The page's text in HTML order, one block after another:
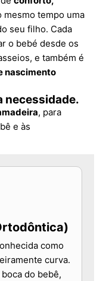
mesmo tempo uma
seu filho. Cada
o bebé desde os
e também é
nascimento
necessidade.
, para
e às
como
curva.
do bebê,